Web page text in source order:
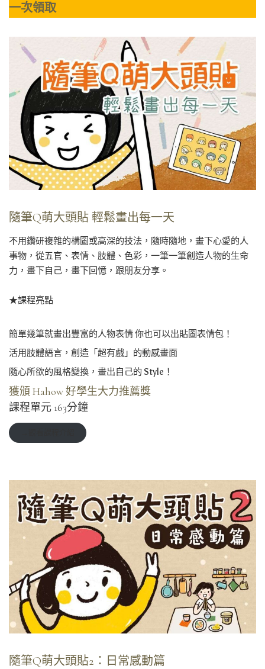
一次領取
隨筆Q萌大頭貼 輕鬆畫出每一天
不用鑽研複雜的構圖或高深的技法，隨時隨地，畫下心愛的人
事物，從五官、表情、肢體、色彩，一筆一筆創造人物的生命
力，畫下自己，畫下回憶，跟朋友分享。
★課程亮點
簡單幾筆就畫出豐富的人物表情 你也可以出貼圖表情包！
活用肢體語言，創造「超有戲」的動感畫面
隨心所欲的風格變換，畫出自己的 Style！
獲頒 Hahow 好學生大力推薦獎
課程單元 163分鐘
隨筆Q萌大頭貼2：日常感動篇